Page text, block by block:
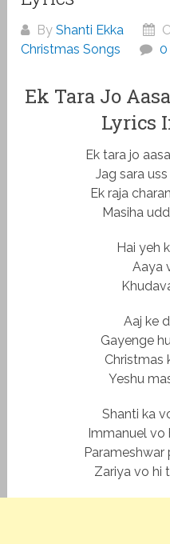
ByShanti Ekka
Christmas Songs
0
Ek Tara Jo
Lyrics
Ek tara jo
Jag sara
Ek raja
Masiha
Hai yeh
Aaya
Aaj ke
Gayenge
Christmas
Yeshu
Shanti ka
Immanuel vo
Parameshwar
Zariya vo hi